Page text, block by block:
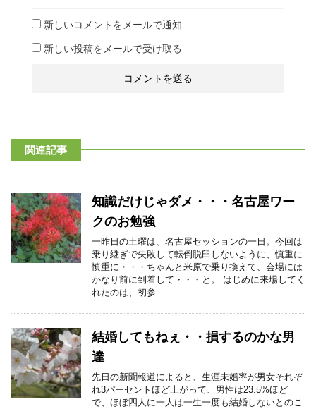
新しいコメントをメールで通知
新しい投稿をメールで受け取る
関連記事
知識だけじゃダメ・・・名古屋ワー
クのお勉強
一昨日の土曜は、名古屋セッションの一日。今回は
乗り継ぎで失敗して転倒脱臼しないように、慎重に
慎重に・・・ちゃんと米原で乗り換えて、会場には
かなり前に到着して・・・と。 はじめに来場してく
れたのは、初参 ...
結婚してもねぇ・・損するのかな男
達
先日の新聞報道によると、生涯未婚率が男女それぞ
れ3パーセントほど上がって、男性は23.5%ほど
で、ほぼ四人に一人は一生一度も結婚しないとのこ